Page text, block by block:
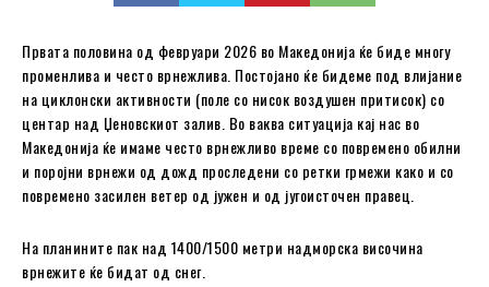
Првата половина од февруари 2026 во Македонија ќе биде многу
променлива и често врнежлива. Постојано ќе бидеме под влијание
на циклонски активности (поле со нисок воздушен притисок) со
центар над Џеновскиот залив. Во ваква ситуација кај нас во
Македонија ќе имаме често врнежливо време со повремено обилни
и поројни врнежи од дожд проследени со ретки грмежи како и со
повремено засилен ветер од јужен и од југоисточен правец.
На планините пак над 1400/1500 метри надморска височина
врнежите ќе бидат од снег.